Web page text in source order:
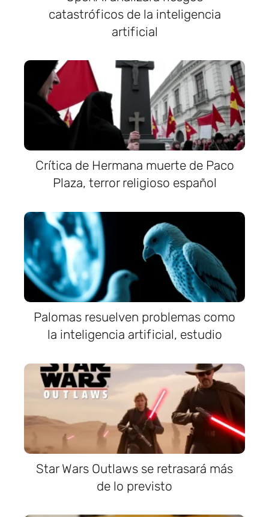
catastróficos de la inteligencia
artificial
Crítica de Hermana muerte de Paco
Plaza, terror religioso español
Palomas resuelven problemas como
la inteligencia artificial, estudio
Star Wars Outlaws se retrasará más
de lo previsto